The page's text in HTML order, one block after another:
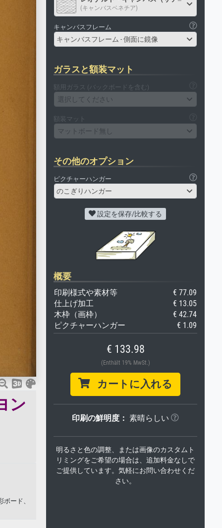
ン
ード、
(キャンバスベネチア)
キャンバスフレーム
キャンバスフレーム - 側面に鏡像
ガラスと額装マット
額用ガラス (バックボードを含む)
選択してください
額装マット
マットボード無し
その他のオプション
ピクチャーハンガー
のこぎりハンガー
設定を保存/比較する
概要
印刷様式や素材等
€ 77.09
仕上げ加工
€ 13.05
木枠（画枠）
€ 42.74
ピクチャーハンガー
€ 1.09
€ 133.98
(Enthält 19% MwSt.)
カートに入れる
印刷の鮮明度： 素晴らしい
明るさと色の調整、または画像のカスタムト
リミングをご希望の場合は、追加料金なしで
ご提供しています。気軽にお問い合わせくだ
さい。